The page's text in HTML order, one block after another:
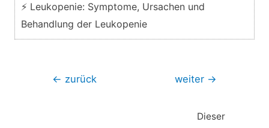
⚡ Leukopenie: Symptome, Ursachen und
Behandlung der Leukopenie
Beitragsnavigation
← zurück weiter →
Dieser